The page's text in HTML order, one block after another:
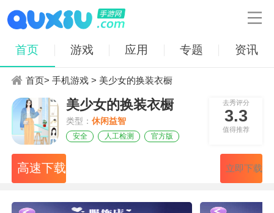

首页 游戏 应用 专题 资讯
首页>手机游戏 > 美少女的换装衣橱
美少女的换装衣橱
类型：休闲益智
安全 人工检测 官方版
去秀评分
3.3
值得推荐
高速下载 立即下载